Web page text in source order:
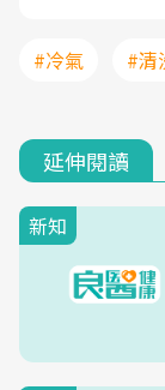
#冷氣 #清
延伸閱讀
新知